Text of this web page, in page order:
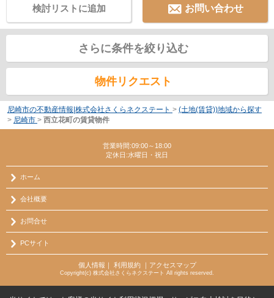
お問い合わせ
検討リストに追加
さらに条件を絞り込む
物件リクエスト
尼崎市の不動産情報|株式会社さくらネクステート > (土地(賃貸))地域から探す
> 尼崎市 > 西立花町の賃貸物件
営業時間:09:00～18:00
定休日:水曜日・祝日
ホーム
会社概要
お問合せ
PCサイト
個人情報 利用規約｜ アクセスマップ
Copyright(c) 株式会社さくらネクステート All rights reserved.